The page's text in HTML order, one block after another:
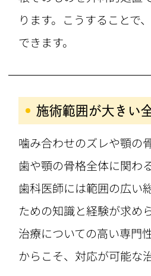
ります。こうすることで
できます。
施術範囲が大きい
噛み合わせのズレや顎の
歯や顎の骨格全体に関わ
歯科医師には範囲の広い
ための知識と経験が求め
治療についての高い専門
からこそ、対応が可能な